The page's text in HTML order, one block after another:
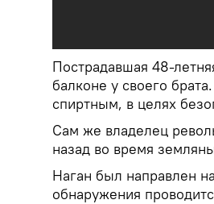
Пострадавшая 48-
балконе у своего
спиртным, в целях
Сам же владелец
назад во время
Наган был направлен
обнаружения